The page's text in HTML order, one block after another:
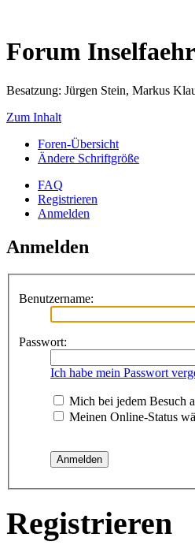
Forum
Besatzung: Jürgen Stein, Markus
Zum Inhalt
Foren-Übersicht
Ändere Schriftgröße
FAQ
Registrieren
Anmelden
Anmelden
Benutzername:
Passwort:
Ich habe mein Passwort
Mich bei jedem Besuch
Meinen Online-Status
Registrieren